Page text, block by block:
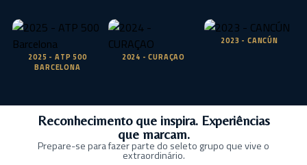
2025 - ATP 500
BARCELONA
2024 - CURAÇAO
2023 - CANCÚN
Reconhecimento que inspira. Experiências
que marcam.
Prepare-se para fazer parte do seleto grupo que vive o
extraordinário.